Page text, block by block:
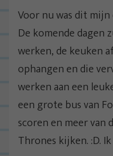
Voor nu was dit
De komende dagen
werken, de keuken
ophangen en die
werken aan een
een grote bus van
scoren en meer van
Thrones kijken. :D.